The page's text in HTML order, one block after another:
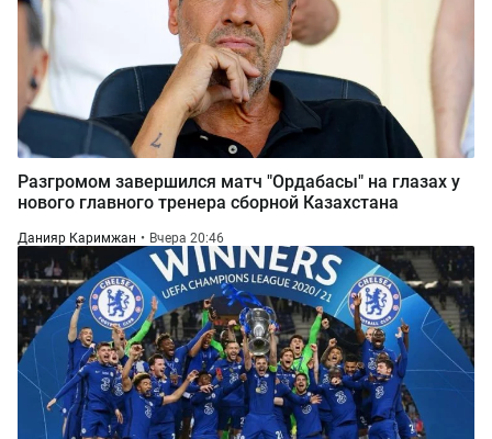
Разгромом завершился матч "Ордабасы" на глазах у
нового главного тренера сборной Казахстана
Данияр Каримжан Вчера 20:46